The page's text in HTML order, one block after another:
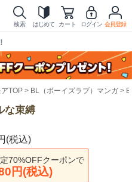
検索 はじめて カート ログイン 会員登録
TOP BL（ボーイズラブ）マンガ
な束縛
(税込)
70%OFFクーポンで
円(税込)